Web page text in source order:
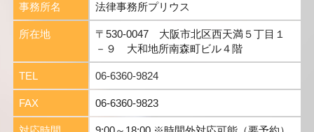
事務所名 法律事務所プリウス
所在地
〒530-0047 大阪市北区西天満５丁目１
－９ 大和地所南森町ビル４階
TEL 06-6360-9824
FAX 06-6360-9823